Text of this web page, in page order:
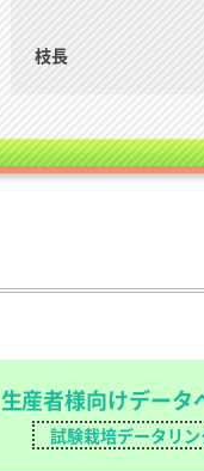
枝長
生産者様向けデータ
試験栽培データリ